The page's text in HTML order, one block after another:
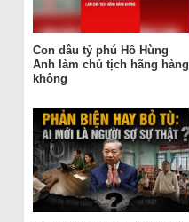
Con dâu tỷ phú Hồ Hùng
Anh làm chủ tịch hãng hàng
không